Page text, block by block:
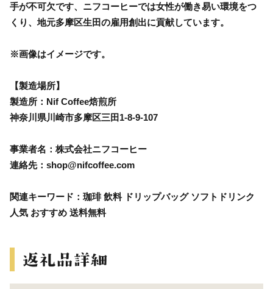
手が不可欠です、ニフコーヒーでは女性が働き易い環境をつ
くり、地元多摩区生田の雇用創出に貢献しています。
※画像はイメージです。
【製造場所】
製造所：Nif Coffee焙煎所
神奈川県川崎市多摩区三田1-8-9-107
事業者名：株式会社ニフコーヒー
連絡先：shop@nifcoffee.com
関連キーワード：珈琲 飲料 ドリップバッグ ソフトドリンク
人気 おすすめ 送料無料